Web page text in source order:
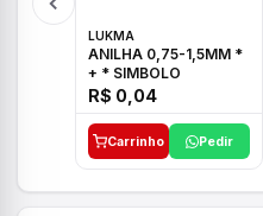
LUKMA
ANILHA 0,75-1,5MM *
+ * SIMBOLO
R$ 0,04
Carrinho Pedir